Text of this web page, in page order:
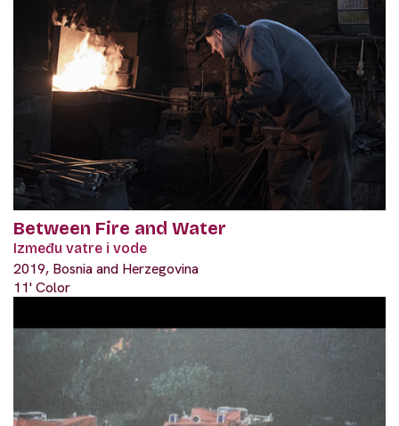
Between Fire and Water
Između vatre i vode
2019, Bosnia and Herzegovina
11' Color